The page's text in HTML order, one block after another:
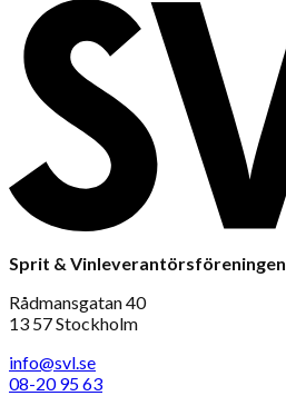
Sprit & Vinleverantörsföreningen
Rådmansgatan 40
13 57 Stockholm
info@svl.se
08-20 95 63